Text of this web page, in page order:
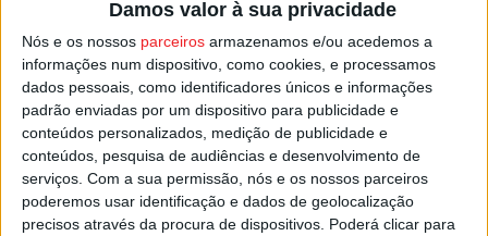
Damos valor à sua privacidade
Nós e os nossos parceiros armazenamos e/ou acedemos a
informações num dispositivo, como cookies, e processamos
dados pessoais, como identificadores únicos e informações
padrão enviadas por um dispositivo para publicidade e
conteúdos personalizados, medição de publicidade e
conteúdos, pesquisa de audiências e desenvolvimento de
serviços. Com a sua permissão, nós e os nossos parceiros
poderemos usar identificação e dados de geolocalização
precisos através da procura de dispositivos. Poderá clicar para
de arma proibida.
Esta e outras notícias para ouvir na Estação Diária – 96.8
FM ou emwww.968.fm.
Pub